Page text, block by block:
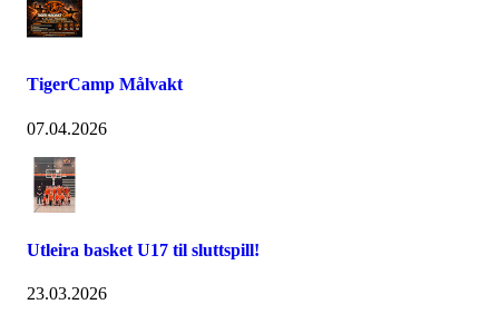
TigerCamp Målvakt
07.04.2026
Utleira basket U17 til sluttspill!
23.03.2026